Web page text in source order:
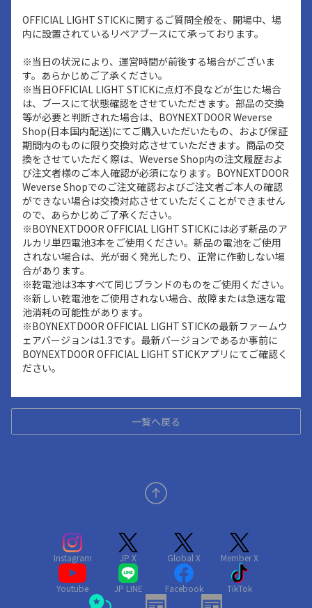
OFFICIAL LIGHT STICKに関するご質問全般を、開場中、場
内に設置されているリペアブースにて承っております。
※当日の状況により、運営時間が前後する場合がございま
す。あらかじめご了承ください。
※当日OFFICIAL LIGHT STICKに点灯不良などが生じた場合
は、ブースにて状態確認をさせていただきます。部品の交換
等が必要と判断された場合は、BOYNEXTDOOR Weverse
Shop(日本国内配送)にてご購入いただいたもの、および保証
期間内のものに限り交換対応させていただきます。商品の交
換をさせていただく際は、Weverse Shop内の注文履歴およ
び注文者様のご本人確認が必須になります。BOYNEXTDOOR
Weverse Shopでのご注文確認およびご注文者ご本人の確認
ができない場合は交換対応させていただくことができません
ので、あらかじめご了承ください。
※BOYNEXTDOOR OFFICIAL LIGHT STICKには必ず新品のア
ルカリ単四電池3本をご使用ください。新品の電池をご使用
されない場合は、光が弱く発光したり、正常に作動しない場
合があります。
※乾電池は3本すべて同じブランドのものをご使用ください。
※新しい乾電池をご使用されない場合、故障または急速な電
池消耗の可能性があります。
※BOYNEXTDOOR OFFICIAL LIGHT STICKの最新ファームウ
ェアバージョンは1.3です。最新バージョンであるか事前に
BOYNEXTDOOR OFFICIAL LIGHT STICKアプリにてご確認く
ださい。
一覧へ戻る
Instagram JP X Global X Member X
Youtube JP LINE Facebook TikTok